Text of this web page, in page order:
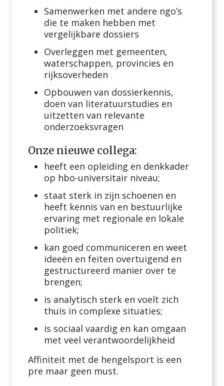
Samenwerken met andere ngo’s
die te maken hebben met
vergelijkbare dossiers
Overleggen met gemeenten,
waterschappen, provincies en
rijksoverheden
Opbouwen van dossierkennis,
doen van literatuurstudies en
uitzetten van relevante
onderzoeksvragen
Onze nieuwe collega:
heeft een opleiding en denkkader
op hbo-universitair niveau;
staat sterk in zijn schoenen en
heeft kennis van en bestuurlijke
ervaring met regionale en lokale
politiek;
kan goed communiceren en weet
ideeën en feiten overtuigend en
gestructureerd manier over te
brengen;
is analytisch sterk en voelt zich
thuis in complexe situaties;
is sociaal vaardig en kan omgaan
met veel verantwoordelijkheid
Affiniteit met de hengelsport is een
pre maar geen must.